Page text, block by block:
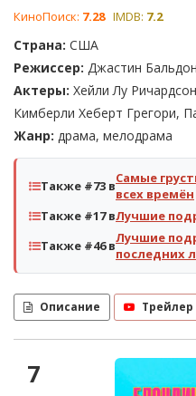
КиноПоиск: 7.28 IMDB: 7.2
Страна: США
Режиссер: Джастин
Актеры: Хейли Лу
Кимберли Хеберт Грегори,
Жанр: драма, мелодрама
Также #73 вСамые
всех времён
Также #17 вЛучшие
Также #46 вЛучшие
последних
Описание Трейлер
7